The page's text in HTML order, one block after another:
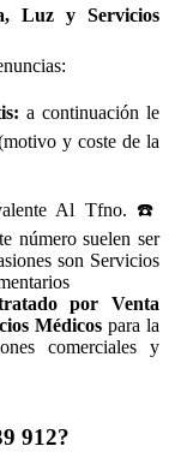
Luz y Servicios
a continuación le
y coste de la
Al Tfno. ☎️
número suelen ser
son Servicios
por Venta
Médicos para la
comerciales y
912?